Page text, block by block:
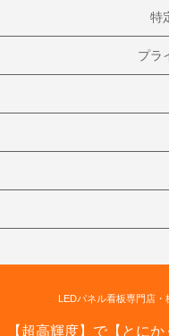
特
プラ
LEDパネル看板専門店
【超高輝度】で【とに